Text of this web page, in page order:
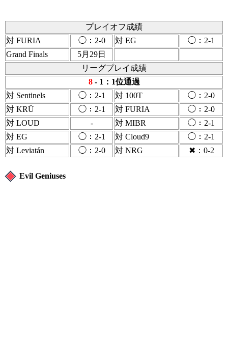
プレイオフ成績
対 FURIA
◯：2-0 対 EG
◯：2-1
Grand Finals
5月29日
リーグプレイ成績
8- 1：1位通過
対 Sentinels
◯：2-1 対 100T
◯：2-0
対 KRÜ
◯：2-1 対 FURIA
◯：2-0
対 LOUD
- 対 MIBR
◯：2-1
対 EG
◯：2-1 対 Cloud9
◯：2-1
対 Leviatán
◯：2-0 対 NRG ✖：0-2
Evil Geniuses